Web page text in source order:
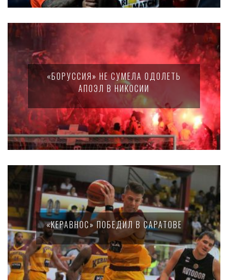
«БОРУССИЯ» НЕ СУМЕЛА ОДОЛЕТЬ
АПОЭЛ В НИКОСИИ
«КЕРАВНОС» ПОБЕДИЛ В САРАТОВЕ